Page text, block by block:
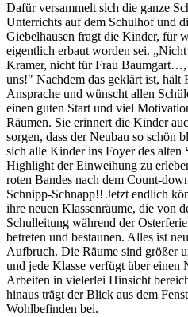
Dafür versammelt sich die ganze
Unterrichts auf dem Schulhof und
Giebelhausen fragt die Kinder, für
eigentlich erbaut worden sei.
Kramer, nicht für Frau Baumgart…,
uns!" Nachdem das geklärt ist, hält
Ansprache und wünscht allen
einen guten Start und viel
Räumen. Sie erinnert die Kinder
sorgen, dass der Neubau so schön
sich alle Kinder ins Foyer des alten
Highlight der Einweihung zu
roten Bandes nach dem Count-
Schnipp-Schnapp!! Jetzt endlich
ihre neuen Klassenräume, die von
Schulleitung während der
betreten und bestaunen. Alles ist
Aufbruch. Die Räume sind größer
und jede Klasse verfügt über einen
Arbeiten in vielerlei Hinsicht
hinaus trägt der Blick aus dem
Wohlbefinden bei.